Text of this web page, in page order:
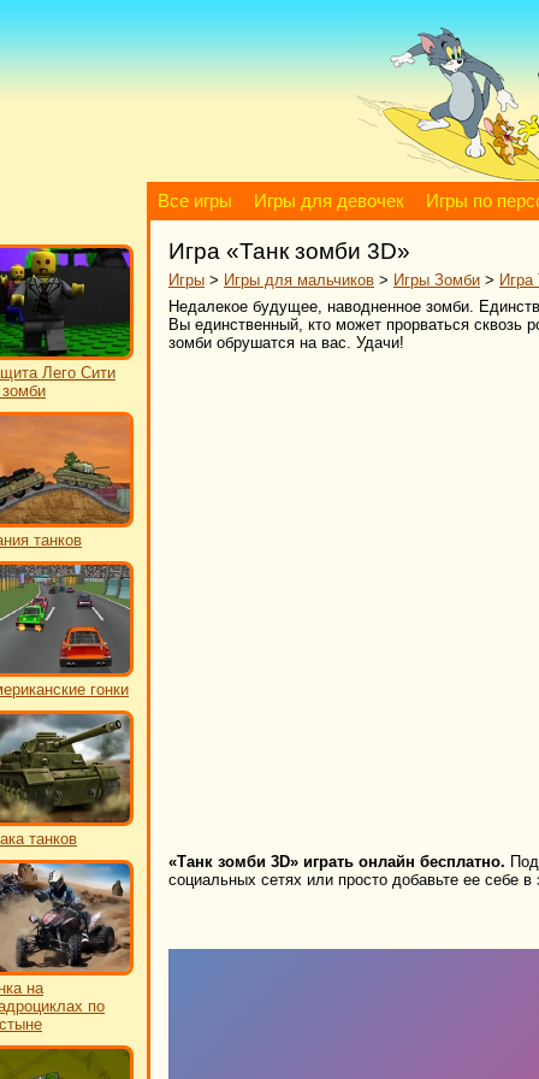
Все игры Игры для девочек Игры по
Лего Сити
зомби
танков
гонки
танков
на
по
Игра «Танк зомби 3D»
Игры > Игры для мальчиков > Игры Зомби > Игра
Недалекое будущее, наводненное зомби.
Вы единственный, кто может прорваться сквозь
зомби обрушатся на вас. Удачи!
«Танк зомби 3D» играть онлайн бесплатно.
социальных сетях или просто добавьте ее себе в